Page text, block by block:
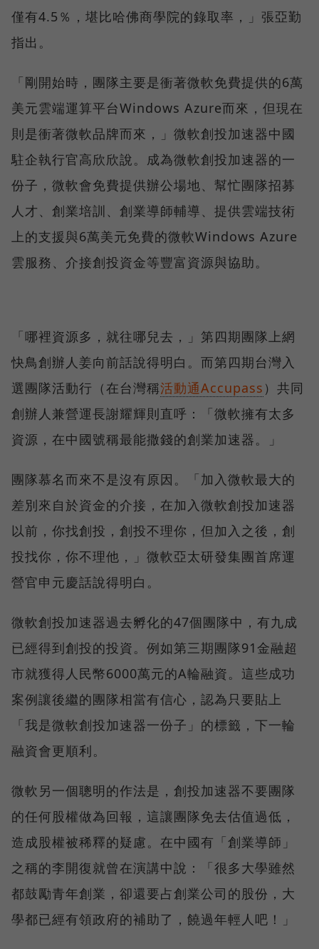
僅有4.5％，堪比哈佛商學院的錄取率，」張亞勤
指出。
「剛開始時，團隊主要是衝著微軟免費提供的6萬
美元雲端運算平台Windows Azure而來，但現在
則是衝著微軟品牌而來，」微軟創投加速器中國
駐企執行官高欣欣說。成為微軟創投加速器的一
份子，微軟會免費提供辦公場地、幫忙團隊招募
人才、創業培訓、創業導師輔導、提供雲端技術
上的支援與6萬美元免費的微軟Windows Azure
雲服務、介接創投資金等豐富資源與協助。
「哪裡資源多，就往哪兒去，」第四期團隊上網
快鳥創辦人姜向前話說得明白。而第四期台灣入
選團隊活動行（在台灣稱活動通Accupass ）共同
創辦人兼營運長謝耀輝則直呼：「微軟擁有太多
資源，在中國號稱最能撒錢的創業加速器。」
團隊慕名而來不是沒有原因。「加入微軟最大的
差別來自於資金的介接，在加入微軟創投加速器
以前，你找創投，創投不理你，但加入之後，創
投找你，你不理他，」微軟亞太研發集團首席運
營官申元慶話說得明白。
微軟創投加速器過去孵化的47個團隊中，有九成
已經得到創投的投資。例如第三期團隊91金融超
市就獲得人民幣6000萬元的A輪融資。這些成功
案例讓後繼的團隊相當有信心，認為只要貼上
「我是微軟創投加速器一份子」的標籤，下一輪
融資會更順利。
微軟另一個聰明的作法是，創投加速器不要團隊
的任何股權做為回報，這讓團隊免去估值過低，
造成股權被稀釋的疑慮。在中國有「創業導師」
之稱的李開復就曾在演講中說：「很多大學雖然
都鼓勵青年創業，卻還要占創業公司的股份，大
學都已經有領政府的補助了，饒過年輕人吧！」